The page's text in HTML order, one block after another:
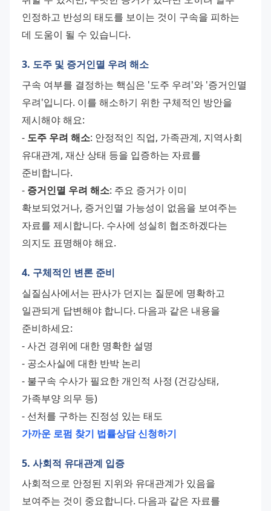
인정하고 반성의 태도를 보이는 것이 구속을 피하는
데 도움이 될 수 있습니다.
3. 도주 및 증거인멸 우려 해소
구속 여부를 결정하는 핵심은 '도주 우려'와 '증거인멸
우려'입니다. 이를 해소하기 위한 구체적인 방안을
제시해야 해요:
- 도주 우려 해소: 안정적인 직업, 가족관계, 지역사회
유대관계, 재산 상태 등을 입증하는 자료를
준비합니다.
- 증거인멸 우려 해소: 주요 증거가 이미
확보되었거나, 증거인멸 가능성이 없음을 보여주는
자료를 제시합니다. 수사에 성실히 협조하겠다는
의지도 표명해야 해요.
4. 구체적인 변론 준비
실질심사에서는 판사가 던지는 질문에 명확하고
일관되게 답변해야 합니다. 다음과 같은 내용을
준비하세요:
- 사건 경위에 대한 명확한 설명
- 공소사실에 대한 반박 논리
- 불구속 수사가 필요한 개인적 사정 (건강상태,
가족부양 의무 등)
- 선처를 구하는 진정성 있는 태도
가까운 로펌 찾기 법률상담 신청하기
5. 사회적 유대관계 입증
사회적으로 안정된 지위와 유대관계가 있음을
보여주는 것이 중요합니다. 다음과 같은 자료를